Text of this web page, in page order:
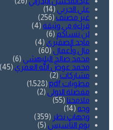
علي الحربي (14)
غير مصنف (256)
قراءة في وثيقة (4)
لن ننساكم (6)
ماجد الصقيري (4)
مال وأعمال (60)
محمد صالح البليهشي (6)
محمد عوض الله العمري (45)
مشاركات (2)
مطويات pdf
(1٬528)
مفضلة الاولى (2)
ملامحنا (55)
وجه (14)
وجهات نظر (359)
يوم التأسيس (5)